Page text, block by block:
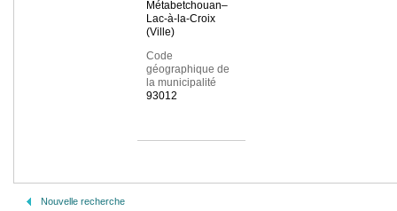
Métabetchouan–
Lac-à-la-Croix
(Ville)
Code
géographique de
la municipalité
93012
Nouvelle recherche